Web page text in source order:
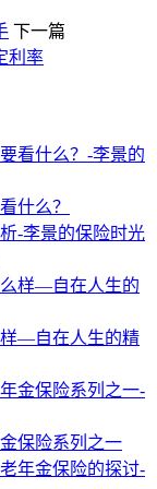
下一篇
利率
什么？
—自在人生的精
保险系列之一